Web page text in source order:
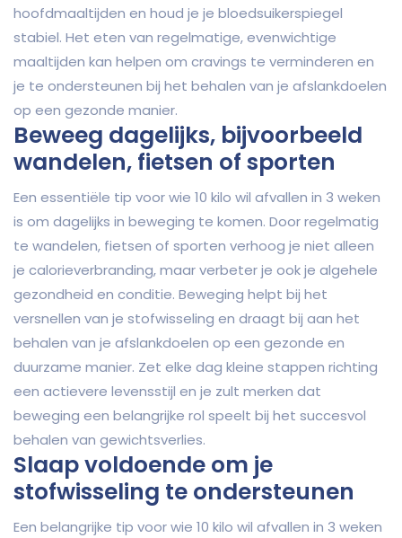
hoofdmaaltijden en houd je je bloedsuikerspiegel
stabiel. Het eten van regelmatige, evenwichtige
maaltijden kan helpen om cravings te verminderen en
je te ondersteunen bij het behalen van je afslankdoelen
op een gezonde manier.
Beweeg dagelijks, bijvoorbeeld
wandelen, fietsen of sporten
Een essentiële tip voor wie 10 kilo wil afvallen in 3 weken
is om dagelijks in beweging te komen. Door regelmatig
te wandelen, fietsen of sporten verhoog je niet alleen
je calorieverbranding, maar verbeter je ook je algehele
gezondheid en conditie. Beweging helpt bij het
versnellen van je stofwisseling en draagt bij aan het
behalen van je afslankdoelen op een gezonde en
duurzame manier. Zet elke dag kleine stappen richting
een actievere levensstijl en je zult merken dat
beweging een belangrijke rol speelt bij het succesvol
behalen van gewichtsverlies.
Slaap voldoende om je
stofwisseling te ondersteunen
Een belangrijke tip voor wie 10 kilo wil afvallen in 3 weken